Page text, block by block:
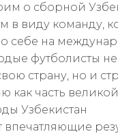
о сборной
в виду команду,
о себе на
футболисты не
страну, но и
как часть
Узбекистан